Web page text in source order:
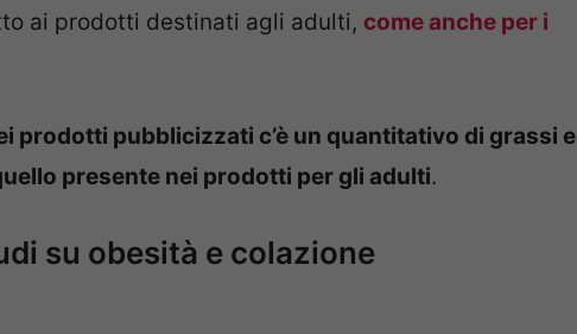
ai prodotti destinati agli adulti, come anche per i
prodotti pubblicizzati c’è un quantitativo di grassi e
presente nei prodotti per gli adulti.
su obesità e colazione